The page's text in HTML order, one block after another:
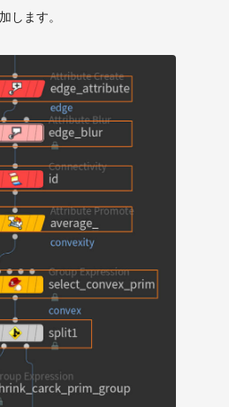
します。